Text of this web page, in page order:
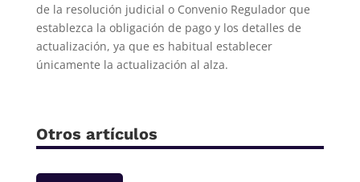
de la resolución judicial o Convenio Regulador que
establezca la obligación de pago y los detalles de
actualización, ya que es habitual establecer
únicamente la actualización al alza.
Otros artículos